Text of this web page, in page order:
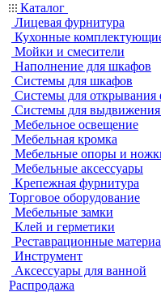
Каталог
Лицевая фурнитура
Кухонные
Мойки и смесители
Наполнение для шкафов
Системы для шкафов
Системы для открывания
Системы для
Мебельное освещение
Мебельная кромка
Мебельные опоры и
Мебельные аксессуары
Крепежная фурнитура
Торговое оборудование
Мебельные замки
Клей и герметики
Реставрационные
Инструмент
Аксессуары для ванной
Распродажа